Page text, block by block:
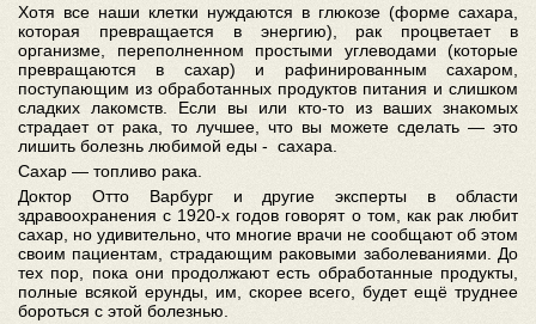
Хотя все наши клетки нуждаются в глюкозе (форме сахара,
которая превращается в энергию), рак процветает в
организме, переполненном простыми углеводами (которые
превращаются в сахар) и рафинированным сахаром,
поступающим из обработанных продуктов питания и слишком
сладких лакомств. Если вы или кто-то из ваших знакомых
страдает от рака, то лучшее, что вы можете сделать — это
лишить болезнь любимой еды - сахара.
Сахар — топливо рака.
Доктор Отто Варбург и другие эксперты в области
здравоохранения с 1920-х годов говорят о том, как рак любит
сахар, но удивительно, что многие врачи не сообщают об этом
своим пациентам, страдающим раковыми заболеваниями. До
тех пор, пока они продолжают есть обработанные продукты,
полные всякой ерунды, им, скорее всего, будет ещё труднее
бороться с этой болезнью.